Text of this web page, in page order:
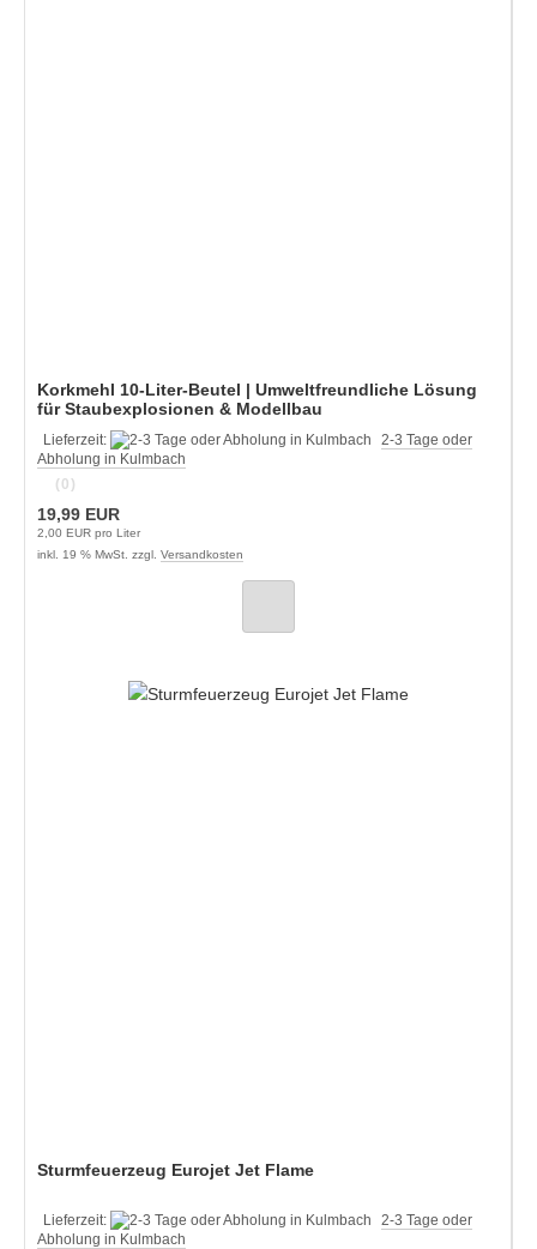
Korkmehl 10-Liter-Beutel | Umweltfreundliche Lösung
für Staubexplosionen & Modellbau
Lieferzeit:
2-3 Tage oder
Abholung in Kulmbach
(0)
19,99 EUR
2,00 EUR pro Liter
inkl. 19 % MwSt. zzgl. Versandkosten
Sturmfeuerzeug Eurojet Jet Flame
Lieferzeit:
2-3 Tage oder
Abholung in Kulmbach